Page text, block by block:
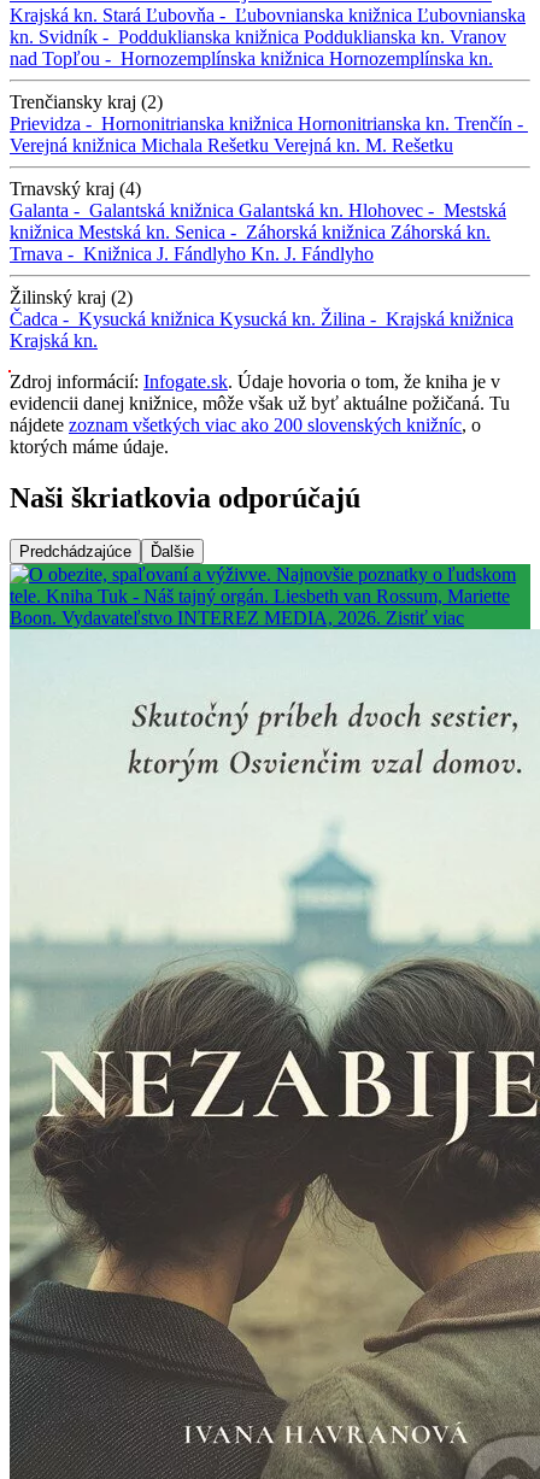
Krajská kn. Stará Ľubovňa - Ľubovnianska knižnica Ľubovnianska
kn. Svidník - Podduklianska knižnica Podduklianska kn. Vranov
nad Topľou - Hornozemplínska knižnica Hornozemplínska kn.
Trenčiansky kraj (2)
Prievidza - Hornonitrianska knižnica Hornonitrianska kn. Trenčín -
Verejná knižnica Michala Rešetku Verejná kn. M. Rešetku
Trnavský kraj (4)
Galanta - Galantská knižnica Galantská kn. Hlohovec - Mestská
knižnica Mestská kn. Senica - Záhorská knižnica Záhorská kn.
Trnava - Knižnica J. Fándlyho Kn. J. Fándlyho
Žilinský kraj (2)
Čadca - Kysucká knižnica Kysucká kn. Žilina - Krajská knižnica
Krajská kn.
Zdroj informácií: Infogate.sk. Údaje hovoria o tom, že kniha je v
evidencii danej knižnice, môže však už byť aktuálne požičaná. Tu
nájdete zoznam všetkých viac ako 200 slovenských knižníc, o
ktorých máme údaje.
Naši škriatkovia odporúčajú
Predchádzajúce Ďalšie